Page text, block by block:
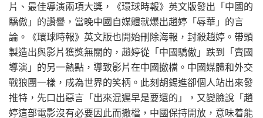
片、最佳導演兩項大獎，《環球時報》英文版發出「中國的
驕傲」的讚譽，當晚中國自媒體就爆出趙婷「辱華」的言
論。《環球時報》英文版也開始刪除海報，封殺趙婷。帶頭
製造出與影片獲獎無關的，趙婷從「中國驕傲」跌到「賣國
導演」的另一熱點，導致影片在中國撤檔。中國媒體和外交
戰狼團一樣，成為世界的笑柄。此刻胡錫進卻個人站出來發
推特，先口出惡言「出來混遲早是要還的」，又變臉說「趙
婷這部電影沒有必要因此而撤檔，中國保持開放，意味着能